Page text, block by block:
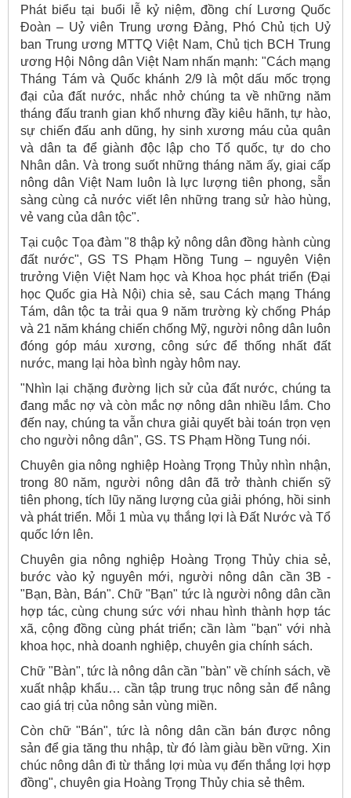
Phát biểu tại buổi lễ kỷ niệm, đồng chí Lương Quốc
Đoàn – Uỷ viên Trung ương Đảng, Phó Chủ tịch Uỷ
ban Trung ương MTTQ Việt Nam, Chủ tịch BCH Trung
ương Hội Nông dân Việt Nam nhấn mạnh: "Cách mạng
Tháng Tám và Quốc khánh 2/9 là một dấu mốc trọng
đại của đất nước, nhắc nhở chúng ta về những năm
tháng đấu tranh gian khổ nhưng đầy kiêu hãnh, tự hào,
sự chiến đấu anh dũng, hy sinh xương máu của quân
và dân ta để giành độc lập cho Tổ quốc, tự do cho
Nhân dân. Và trong suốt những tháng năm ấy, giai cấp
nông dân Việt Nam luôn là lực lượng tiên phong, sẵn
sàng cùng cả nước viết lên những trang sử hào hùng,
vẻ vang của dân tộc".
Tại cuộc Tọa đàm "8 thập kỷ nông dân đồng hành cùng
đất nước", GS TS Phạm Hồng Tung – nguyên Viện
trưởng Viện Việt Nam học và Khoa học phát triển (Đại
học Quốc gia Hà Nội) chia sẻ, sau Cách mạng Tháng
Tám, dân tộc ta trải qua 9 năm trường kỳ chống Pháp
và 21 năm kháng chiến chống Mỹ, người nông dân luôn
đóng góp máu xương, công sức để thống nhất đất
nước, mang lại hòa bình ngày hôm nay.
"Nhìn lại chặng đường lịch sử của đất nước, chúng ta
đang mắc nợ và còn mắc nợ nông dân nhiều lắm. Cho
đến nay, chúng ta vẫn chưa giải quyết bài toán trọn vẹn
cho người nông dân", GS. TS Phạm Hồng Tung nói.
Chuyên gia nông nghiệp Hoàng Trọng Thủy nhìn nhận,
trong 80 năm, người nông dân đã trở thành chiến sỹ
tiên phong, tích lũy năng lượng của giải phóng, hồi sinh
và phát triển. Mỗi 1 mùa vụ thắng lợi là Đất Nước và Tổ
quốc lớn lên.
Chuyên gia nông nghiệp Hoàng Trọng Thủy chia sẻ,
bước vào kỷ nguyên mới, người nông dân cần 3B -
"Bạn, Bàn, Bán". Chữ "Bạn" tức là người nông dân cần
hợp tác, cùng chung sức với nhau hình thành hợp tác
xã, cộng đồng cùng phát triển; cần làm "bạn" với nhà
khoa học, nhà doanh nghiệp, chuyên gia chính sách.
Chữ "Bàn", tức là nông dân cần "bàn" về chính sách, về
xuất nhập khẩu… cần tập trung trục nông sản để nâng
cao giá trị của nông sản vùng miền.
Còn chữ "Bán", tức là nông dân cần bán được nông
sản để gia tăng thu nhập, từ đó làm giàu bền vững. Xin
chúc nông dân đi từ thắng lợi mùa vụ đến thắng lợi hợp
đồng", chuyên gia Hoàng Trọng Thủy chia sẻ thêm.